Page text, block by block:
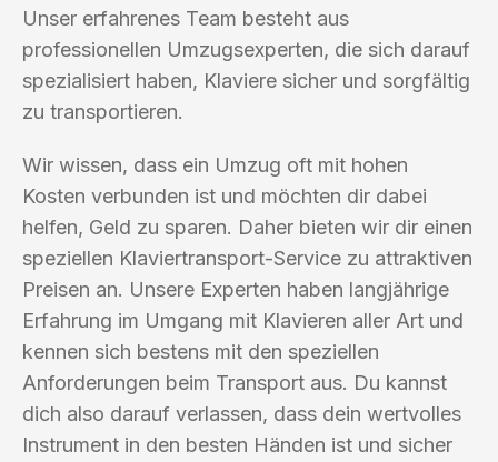
Unser erfahrenes Team besteht aus
professionellen Umzugsexperten, die sich darauf
spezialisiert haben, Klaviere sicher und sorgfältig
zu transportieren.
Wir wissen, dass ein Umzug oft mit hohen
Kosten verbunden ist und möchten dir dabei
helfen, Geld zu sparen. Daher bieten wir dir einen
speziellen Klaviertransport-Service zu attraktiven
Preisen an. Unsere Experten haben langjährige
Erfahrung im Umgang mit Klavieren aller Art und
kennen sich bestens mit den speziellen
Anforderungen beim Transport aus. Du kannst
dich also darauf verlassen, dass dein wertvolles
Instrument in den besten Händen ist und sicher